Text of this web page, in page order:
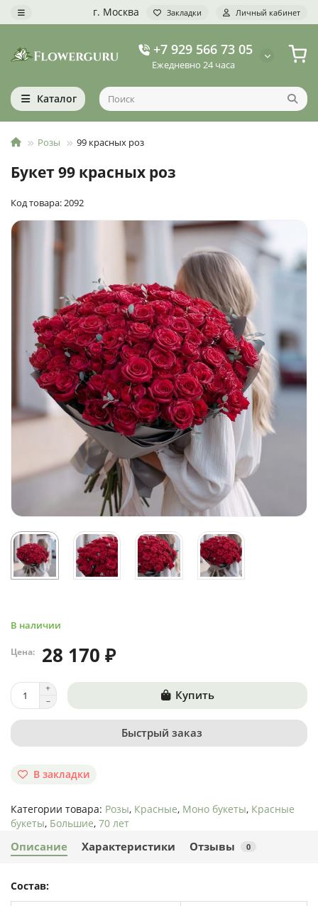
г. Москва Закладки Личный кабинет
+7 929 566 73 05
Ежедневно 24 часа
Каталог
Розы 99 красных роз
Букет 99 красных роз
Код товара: 2092
В наличии
Цена: 28 170 ₽
Купить
Быстрый заказ
В закладки
Категории товара: Розы, Красные, Моно букеты, Красные
букеты, Большие, 70 лет
Описание Характеристики Отзывы 0
Состав: